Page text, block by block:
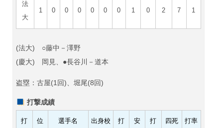
法
大
1 0 0 0 0 0 0 1 0 2 7 1
(法大) ○藤中－澤野
(慶大) 岡見、●長谷川－道本
盗塁：古屋(1回)、堀尾(8回)
打撃成績
打
位
選手名 出身校
打
安
打
四死
打率